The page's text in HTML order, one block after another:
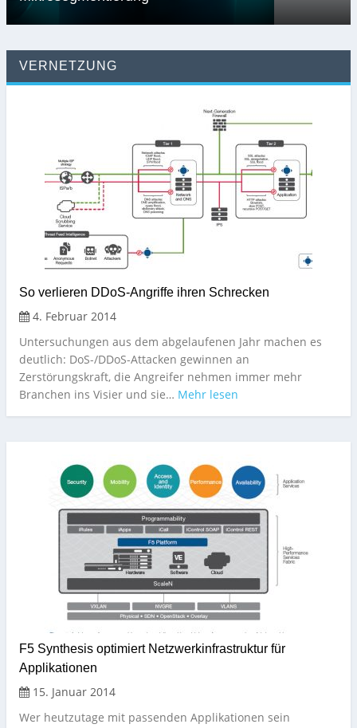
VERNETZUNG
So verlieren DDoS-Angriffe ihren Schrecken
4. Februar 2014
Untersuchungen aus dem abgelaufenen Jahr machen es
deutlich: DoS-/DDoS-Attacken gewinnen an
Zerstörungskraft, die Angreifer nehmen immer mehr
Branchen ins Visier und sie… Mehr lesen
F5 Synthesis optimiert Netzwerkinfrastruktur für
Applikationen
15. Januar 2014
Wer heutzutage mit passenden Applikationen sein